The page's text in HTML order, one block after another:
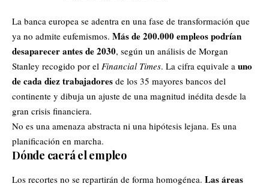
La banca europea se adentra en una fase de transformación que
ya no admite eufemismos. Más de 200.000 empleos podrían
desaparecer antes de 2030, según un análisis de Morgan
Stanley recogido por el Financial Times. La cifra equivale a uno
de cada diez trabajadores de los 35 mayores bancos del
continente y dibuja un ajuste de una magnitud inédita desde la
gran crisis financiera.
No es una amenaza abstracta ni una hipótesis lejana. Es una
planificación en marcha.
Dónde caerá el empleo
Los recortes no se repartirán de forma homogénea. Las áreas